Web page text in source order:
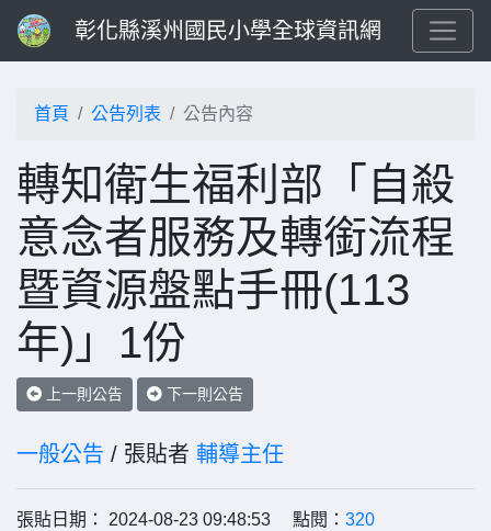
彰化縣溪州國民小學全球資訊網
首頁 公告列表 公告內容
轉知衛生福利部「自殺
意念者服務及轉銜流程
暨資源盤點手冊(113
年)」1份
上一則公告 下一則公告
一般公告 / 張貼者 輔導主任
張貼日期： 2024-08-23 09:48:53 點閱： 320